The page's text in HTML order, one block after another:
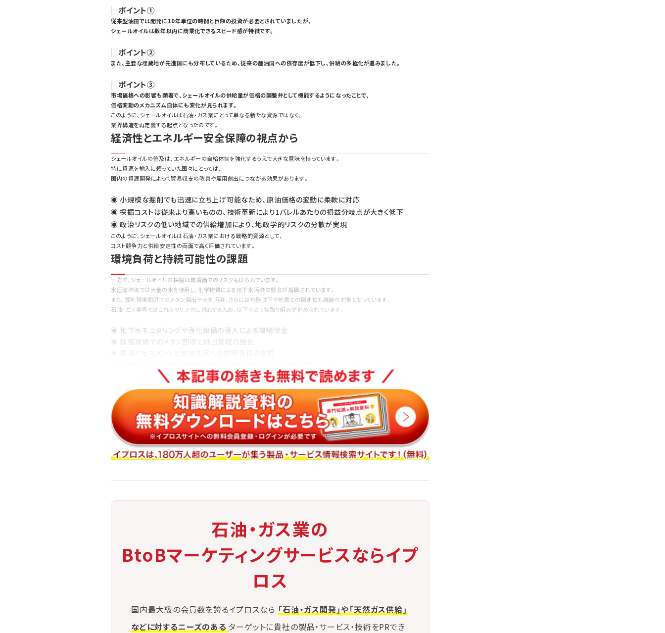
ポイント①
従来型油田では開発に10年単位の時間と巨額の投資が必要とされていましたが、
シェールオイルは数年以内に商業化できるスピード感が特徴です。
ポイント②
また、主要な埋蔵地が先進国にも分布しているため、従来の産油国への依存度が低下し、供給の多極化が進みました。
ポイント③
市場価格への影響も顕著で、シェールオイルの供給量が価格の調整弁として機能するようになったことで、
価格変動のメカニズム自体にも変化が見られます。
このように、シェールオイルは石油・ガス業にとって単なる新たな資源ではなく、
業界構造を再定義する起点となったのです。
経済性とエネルギー安全保障の視点から
シェールオイルの普及は、エネルギーの自給体制を強化するうえで大きな意味を持っています。
特に資源を輸入に頼っていた国々にとっては、
国内の資源開発によって貿易収支の改善や雇用創出につながる効果があります。
◉ 小規模な掘削でも迅速に立ち上げ可能なため、原油価格の変動に柔軟に対応
◉ 採掘コストは従来より高いものの、技術革新により1バレルあたりの損益分岐点が大きく低下
◉ 政治リスクの低い地域での供給増加により、地政学的リスクの分散が実現
このように、シェールオイルは石油・ガス業における戦略的資源として、
コスト競争力と供給安定性の両面で高く評価されています。
環境負荷と持続可能性の課題
一方で、シェールオイルの採掘は環境面でのリスクもはらんでいます。
水圧破砕法では大量の水を使用し、化学物質による地下水汚染の懸念が指摘されています。
また、掘削現場周辺でのメタン漏出や大気汚染、さらには地盤沈下や地震との関連性も議論の対象となっています。
石油・ガス業界ではこれらのリスクに対応するため、以下のような取り組みが進められています。
◉ 地下水モニタリングや浄化設備の導入による環境保全
◉ 採掘現場でのメタン回収と排出管理の強化
石油・ガス業の
BtoBマーケティングサービスならイプ
ロス
国内最大級の会員数を誇るイプロスなら 「石油・ガス開発」や「天然ガス供給」
などに対するニーズのあるターゲットに貴社の製品・サービス・技術をPRでき